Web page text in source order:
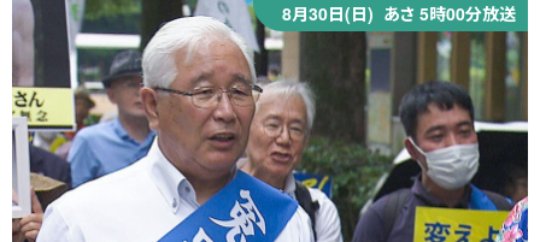
8月30日(日) あさ 5時00分放送